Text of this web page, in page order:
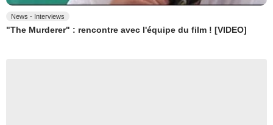
News - Interviews
"The Murderer" : rencontre avec l'équipe du film ! [VIDEO]